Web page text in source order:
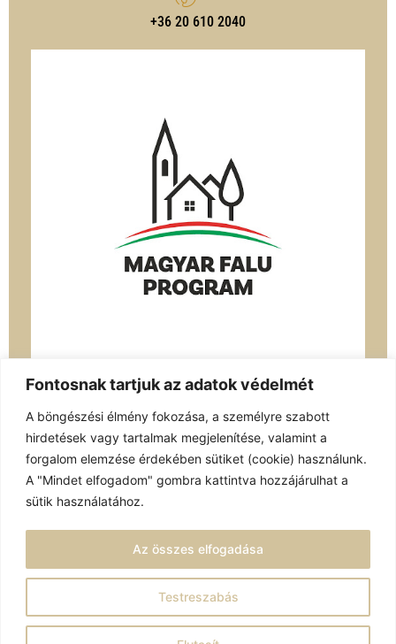
Fontosnak tartjuk az adatok védelmét
A böngészési élmény fokozása, a személyre szabott
hirdetések vagy tartalmak megjelenítése, valamint a
forgalom elemzése érdekében sütiket (cookie) használunk.
A "Mindet elfogadom" gombra kattintva hozzájárulhat a
sütik használatához.
Testreszabás
Az összes elfogadása
‭+36 20 610 2040‬
A honlap tulajdonosa:
Velemér Község Önkormányzata
© Minden jog fenntartva.